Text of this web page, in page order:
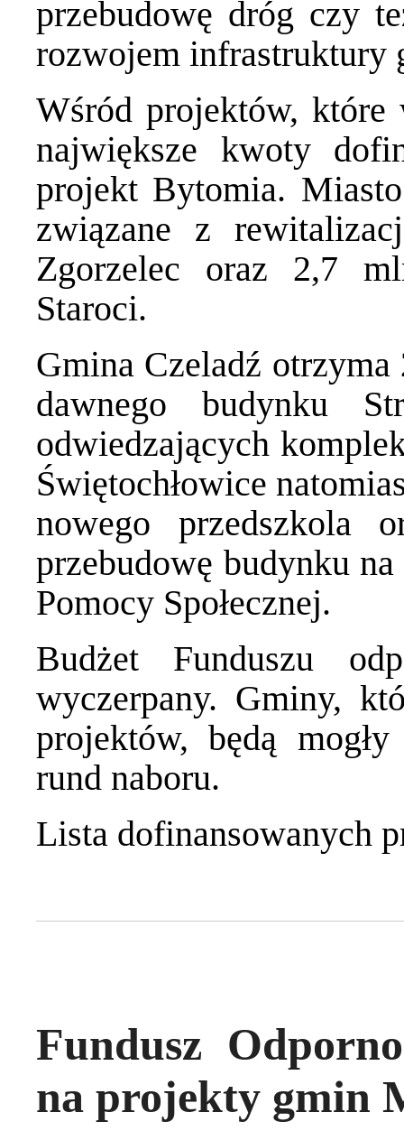
przebudowę dróg czy
rozwojem infrastruktury
Wśród projektów, które
największe kwoty
projekt Bytomia.
związane z
Zgorzelec oraz 2,7
Staroci.
Gmina Czeladź otrzyma
dawnego budynku
odwiedzających
Świętochłowice
nowego przedszkola
przebudowę budynku
Pomocy Społecznej.
Budżet Funduszu
wyczerpany. Gminy,
projektów, będą
rund naboru.
Lista dofinansowanych
Fundusz
na projekty gmin